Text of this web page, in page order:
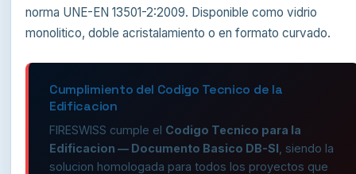
norma UNE-EN 13501-2:2009. Disponible como vidrio
monolitico, doble acristalamiento o en formato curvado.
Cumplimiento del Codigo Tecnico de la
Edificacion
FIRESWISS cumple el Codigo Tecnico para la
Edificacion — Documento Basico DB-SI , siendo la
solucion homologada para todos los proyectos que